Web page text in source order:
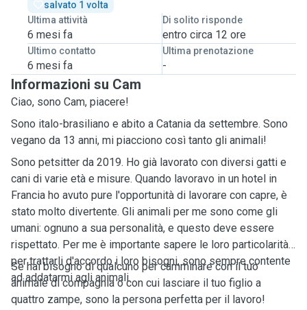
salvato 1 volta
Ultima attività
6 mesi fa
Di solito risponde
entro circa 12 ore
Ultimo contatto
6 mesi fa
Ultima prenotazione
-
Informazioni su Cam
Ciao, sono Cam, piacere!
Sono italo-brasiliano e abito a Catania da settembre. Sono
vegano da 13 anni, mi piacciono così tanto gli animali!
Sono petsitter da 2019. Ho già lavorato con diversi gatti e
cani di varie età e misure. Quando lavoravo in un hotel in
Francia ho avuto pure l'opportunità di lavorare con capre, è
stato molto divertente. Gli animali per me sono come gli
umani: ognuno a sua personalità, e questo deve essere
rispettato. Per me è importante sapere le loro particolarità
per trattarli d'accordo i loro bisogni, sono sempre contente
ad addatarmi agli animali.
Se hai bisogno di qualcuno per camminare con il tuo
animale di compagnia o con cui lasciare il tuo figlio a
quattro zampe, sono la persona perfetta per il lavoro!